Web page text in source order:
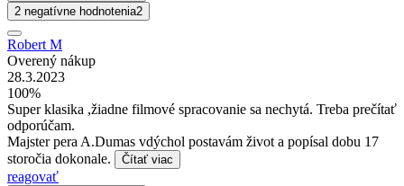
2 negatívne hodnotenia2
Robert M
Overený nákup
28.3.2023
100%
Super klasika ,žiadne filmové spracovanie sa nechytá. Treba prečítať
odporúčam.
Majster pera A.Dumas vdýchol postavám život a popísal dobu 17
storočia dokonale.
Čítať viac
reagovať